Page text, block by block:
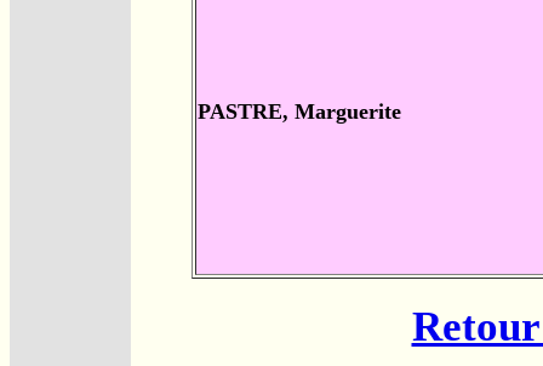
PASTRE, Marguerite